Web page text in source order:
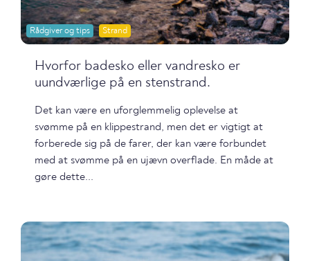
Rådgiver og tips Strand
Hvorfor badesko eller vandresko er
uundværlige på en stenstrand.
Det kan være en uforglemmelig oplevelse at
svømme på en klippestrand, men det er vigtigt at
forberede sig på de farer, der kan være forbundet
med at svømme på en ujævn overflade. En måde at
gøre dette...